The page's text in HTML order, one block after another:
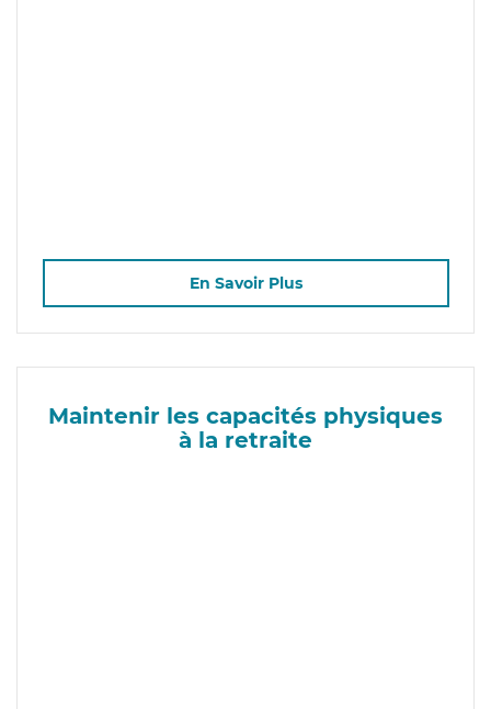
En Savoir Plus
Maintenir les capacités physiques
à la retraite